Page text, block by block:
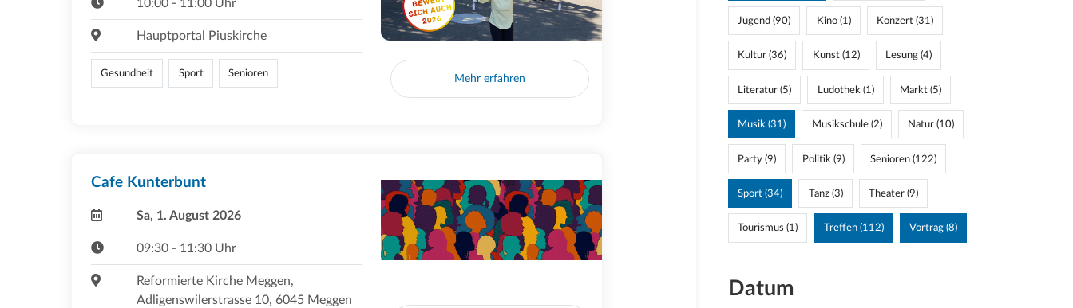
10:00 - 11:00 Uhr
Hauptportal Piuskirche
Gesundheit Sport Senioren Mehr erfahren
Cafe Kunterbunt
Sa, 1. August 2026
09:30 - 11:30 Uhr
Reformierte Kirche Meggen,
Adligenswilerstrasse 10, 6045 Meggen
Jugend (90) Kino (1) Konzert (31)
Kultur (36) Kunst (12) Lesung (4)
Literatur (5) Ludothek (1) Markt (5)
Musik (31) Musikschule (2) Natur (10)
Party (9) Politik (9) Senioren (122)
Sport (34) Tanz (3) Theater (9)
Tourismus (1) Treffen (112) Vortrag (8)
Datum